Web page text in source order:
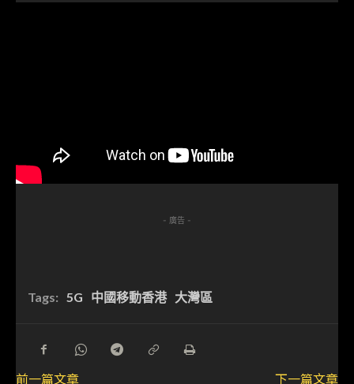
- 廣告 -
Tags: 5G 中國移動香港 大灣區
前一篇文章
下一篇文章